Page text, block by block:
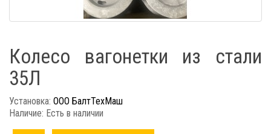
Колесо вагонетки из стали
35Л
Установка: ООО БалтТехМаш
Наличие: Есть в наличии